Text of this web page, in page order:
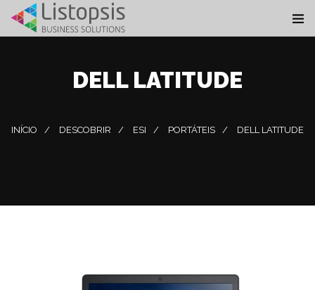
DELL LATITUDE
INÍCIO DESCOBRIR ESI PORTÁTEIS DELL LATITUDE